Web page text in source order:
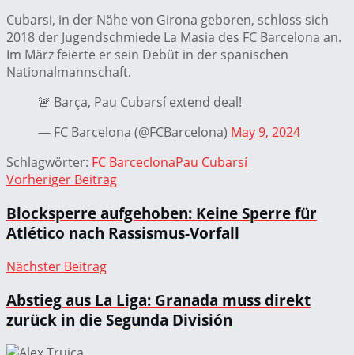
Cubarsi, in der Nähe von Girona geboren, schloss sich
2018 der Jugendschmiede La Masia des FC Barcelona an.
Im März feierte er sein Debüt in der spanischen
Nationalmannschaft.
🚨 Barça, Pau Cubarsí extend deal!
— FC Barcelona (@FCBarcelona) May 9, 2024
Schlagwörter: FC BarceclonaPau Cubarsí
Vorheriger Beitrag
Blocksperre aufgehoben: Keine Sperre für
Atlético nach Rassismus-Vorfall
Nächster Beitrag
Abstieg aus La Liga: Granada muss direkt
zurück in die Segunda División